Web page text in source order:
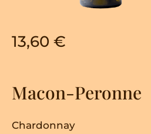
13,60 €
Macon-Peronne
Chardonnay